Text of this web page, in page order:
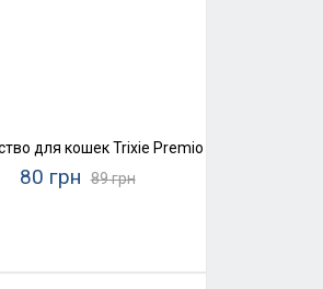
для кошек Trixie Premio Stick Quintett
80 грн 89 грн